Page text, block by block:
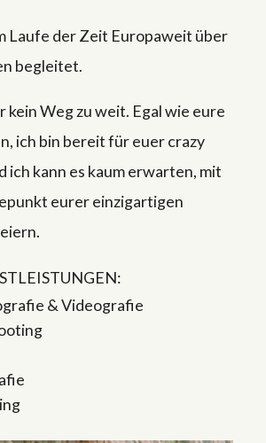
Laufe der Zeit Europaweit über
begleitet.
kein Weg zu weit. Egal wie eure
ich bin bereit für euer crazy
ich kann es kaum erwarten, mit
eurer einzigartigen
& Videografie